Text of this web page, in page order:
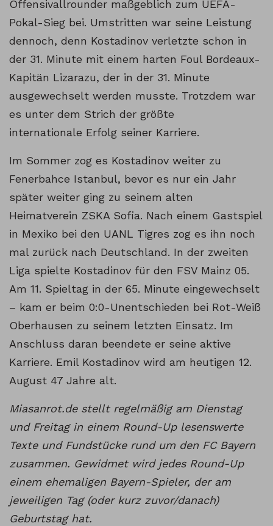
Offensivallrounder maßgeblich zum UEFA-
Pokal-Sieg bei. Umstritten war seine Leistung
dennoch, denn Kostadinov verletzte schon in
der 31. Minute mit einem harten Foul Bordeaux-
Kapitän Lizarazu, der in der 31. Minute
ausgewechselt werden musste. Trotzdem war
es unter dem Strich der größte
internationale Erfolg seiner Karriere.
Im Sommer zog es Kostadinov weiter zu
Fenerbahce Istanbul, bevor es nur ein Jahr
später weiter ging zu seinem alten
Heimatverein ZSKA Sofia. Nach einem Gastspiel
in Mexiko bei den UANL Tigres zog es ihn noch
mal zurück nach Deutschland. In der zweiten
Liga spielte Kostadinov für den FSV Mainz 05.
Am 11. Spieltag in der 65. Minute eingewechselt
– kam er beim 0:0-Unentschieden bei Rot-Weiß
Oberhausen zu seinem letzten Einsatz. Im
Anschluss daran beendete er seine aktive
Karriere. Emil Kostadinov wird am heutigen 12.
August 47 Jahre alt.
Miasanrot.de stellt regelmäßig am Dienstag
und Freitag in einem Round-Up lesenswerte
Texte und Fundstücke rund um den FC Bayern
zusammen. Gewidmet wird jedes Round-Up
einem ehemaligen Bayern-Spieler, der am
jeweiligen Tag (oder kurz zuvor/danach)
Geburtstag hat.